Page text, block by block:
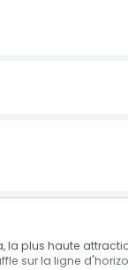
Sentosa
la plus haute
sur la ligne